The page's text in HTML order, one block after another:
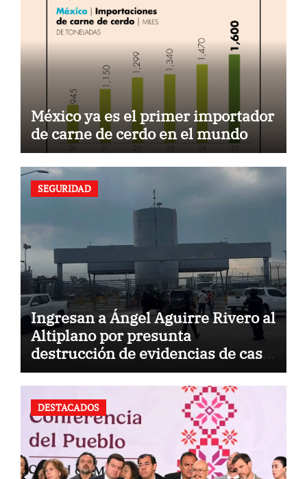
México ya es el primer importador
de carne de cerdo en el mundo
SEGURIDAD
Ingresan a Ángel Aguirre Rivero al
Altiplano por presunta
destrucción de evidencias de caso
Ayotzinapa
DESTACADOS